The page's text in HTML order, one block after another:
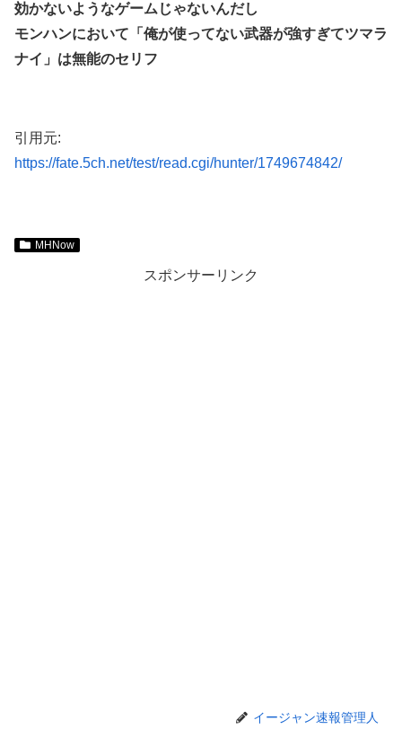
効かないようなゲームじゃないんだし
モンハンにおいて「俺が使ってない武器が強すぎてツマラ
ナイ」は無能のセリフ
引用元:
https://fate.5ch.net/test/read.cgi/hunter/1749674842/
MHNow
スポンサーリンク
イージャン速報管理人